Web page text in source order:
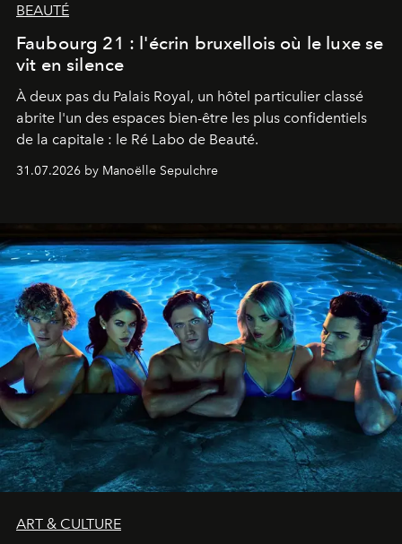
BEAUTÉ
Faubourg 21 : l'écrin bruxellois où le luxe se
vit en silence
À deux pas du Palais Royal, un hôtel particulier classé
abrite l'un des espaces bien-être les plus confidentiels
de la capitale : le Ré Labo de Beauté.
31.07.2026 by Manoëlle Sepulchre
ART & CULTURE